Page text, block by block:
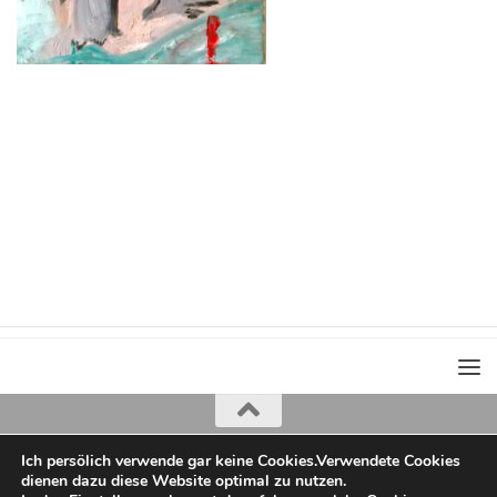
Iris Greiner
copyright 2022
Ich persölich verwende gar keine Cookies.Verwendete Cookies
dienen dazu diese Website optimal zu nutzen.